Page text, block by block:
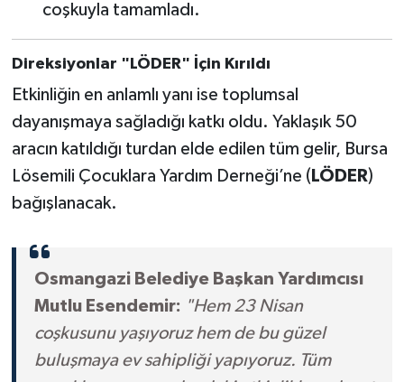
coşkuyla tamamladı.
Direksiyonlar "LÖDER" İçin Kırıldı
Etkinliğin en anlamlı yanı ise toplumsal
dayanışmaya sağladığı katkı oldu. Yaklaşık 50
aracın katıldığı turdan elde edilen tüm gelir, Bursa
Lösemili Çocuklara Yardım Derneği’ne ( LÖDER)
bağışlanacak.
Osmangazi Belediye Başkan Yardımcısı
Mutlu Esendemir: "Hem 23 Nisan
coşkusunu yaşıyoruz hem de bu güzel
buluşmaya ev sahipliği yapıyoruz. Tüm